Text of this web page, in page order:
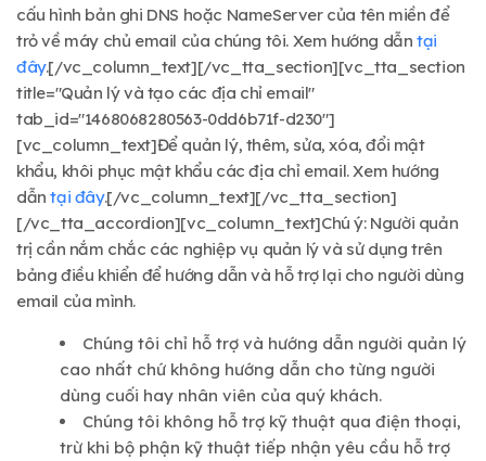
cấu hình bản ghi DNS hoặc NameServer của tên miền để
trỏ về máy chủ email của chúng tôi. Xem hướng dẫn tại
đây.[/vc_column_text][/vc_tta_section][vc_tta_section
title="Quản lý và tạo các địa chỉ email"
tab_id="1468068280563-0dd6b71f-d230"]
[vc_column_text]Để quản lý, thêm, sửa, xóa, đổi mật
khẩu, khôi phục mật khẩu các địa chỉ email. Xem hướng
dẫntại đây.[/vc_column_text][/vc_tta_section]
[/vc_tta_accordion][vc_column_text]Chú ý: Người quản
trị cần nắm chắc các nghiệp vụ quản lý và sử dụng trên
bảng điều khiển để hướng dẫn và hỗ trợ lại cho người dùng
email của mình.
Chúng tôi chỉ hỗ trợ và hướng dẫn người quản lý
cao nhất chứ không hướng dẫn cho từng người
dùng cuối hay nhân viên của quý khách.
Chúng tôi không hỗ trợ kỹ thuật qua điện thoại,
trừ khi bộ phận kỹ thuật tiếp nhận yêu cầu hỗ trợ